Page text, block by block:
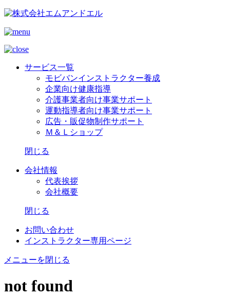
サービス一覧
モビバンインストラクター養成
企業向け健康指導
介護事業者向け事業サポート
運動指導者向け事業サポート
広告・販促物制作サポート
Ｍ＆Ｌショップ
閉じる
会社情報
代表挨拶
会社概要
閉じる
お問い合わせ
インストラクター専用ページ
メニューを閉じる
not found